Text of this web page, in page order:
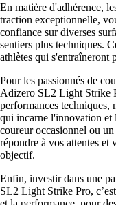
En matière d'adhérence,
traction exceptionnelle,
confiance sur diverses
sentiers plus techniques.
athlètes qui s'entraîneront
Pour les passionnés de
Adizero SL2 Light Strike
performances techniques,
qui incarne l'innovation et
coureur occasionnel ou
répondre à vos attentes et
objectif.
Enfin, investir dans une
SL2 Light Strike Pro,